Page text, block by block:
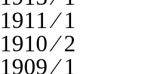
1911 ⁄ 1
1910 ⁄ 2
1909 ⁄ 1